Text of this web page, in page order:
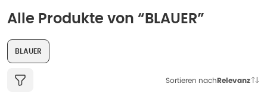
Alle Produkte von “BLAUER”
BLAUER
Sortieren nachRelevanz